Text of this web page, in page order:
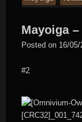
was
posted
in
Mayoiga
Posted on 16/
#2